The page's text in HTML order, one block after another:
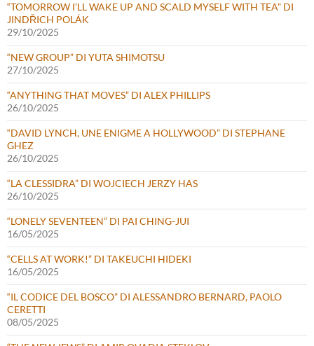
“TOMORROW I’LL WAKE UP AND SCALD MYSELF WITH TEA” DI
JINDŘICH POLÁK
29/10/2025
“NEW GROUP” DI YUTA SHIMOTSU
27/10/2025
“ANYTHING THAT MOVES” DI ALEX PHILLIPS
26/10/2025
“DAVID LYNCH, UNE ENIGME A HOLLYWOOD” DI STEPHANE
GHEZ
26/10/2025
“LA CLESSIDRA” DI WOJCIECH JERZY HAS
26/10/2025
“LONELY SEVENTEEN” DI PAI CHING-JUI
16/05/2025
“CELLS AT WORK!” DI TAKEUCHI HIDEKI
16/05/2025
“IL CODICE DEL BOSCO” DI ALESSANDRO BERNARD, PAOLO
CERETTI
08/05/2025